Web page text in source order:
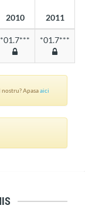
2010 2011
*01.7*** *01.7***
Apasaaici